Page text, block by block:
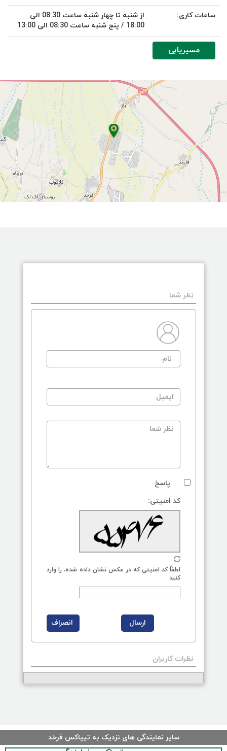
ساعات کاری:
از شنبه تا چهار شنبه ساعت 08:30 الی
18:00 / پنج شنبه ساعت 08:30 الی 13:00
مسیریابی
نظر شما
پاسخ
کد امنیتی:
لطفاً کد امنیتی که در عکس نشان داده شده، را وارد
کنید
نظرات کاربران
سایر نمایندگی های نزدیک به تیپاکس فرخد